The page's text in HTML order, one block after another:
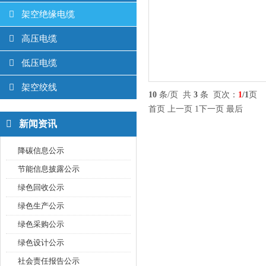
架空绝缘电缆
高压电缆
低压电缆
架空绞线
新闻资讯
降碳信息公示
节能信息披露公示
绿色回收公示
绿色生产公示
绿色采购公示
绿色设计公示
社会责任报告公示
10 条/页 共 3 条 页次： 1/1页
首页 上一页 1下一页 最后